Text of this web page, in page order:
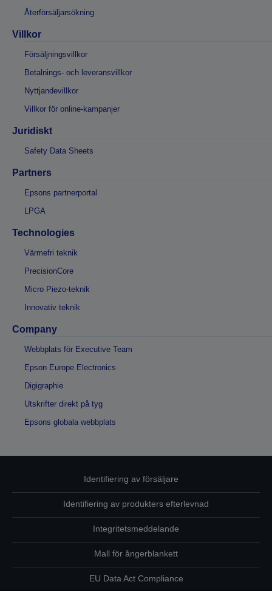
Återförsäljarsökning
Villkor
Försäljningsvillkor
Betalnings- och leveransvillkor
Nyttjandevillkor
Villkor för online-kampanjer
Juridiskt
Safety Data Sheets
Partners
Epsons partnerportal
LPGA
Technologies
Värmefri teknik
PrecisionCore
Micro Piezo-teknik
Innovativ teknik
Company
Webbplats för Executive Team
Epson Europe Electronics
Digigraphie
Utskrifter direkt på tyg
Epsons globala webbplats
Identifiering av försäljare
Identifiering av produkters efterlevnad
Integritetsmeddelande
Mall för ångerblankett
EU Data Act Compliance